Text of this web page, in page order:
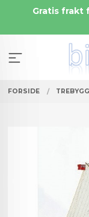
Gratis frakt
FORSIDE